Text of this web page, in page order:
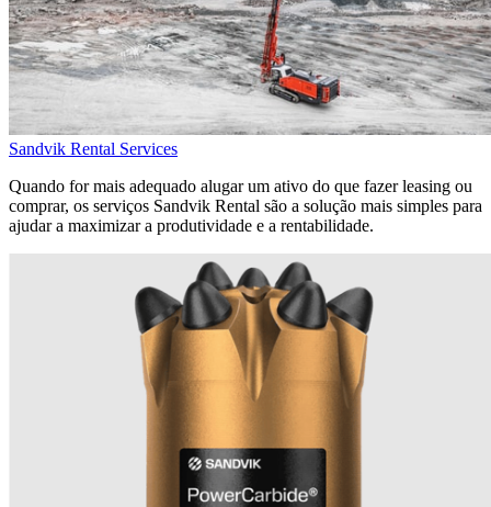
Sandvik Rental Services
Quando for mais adequado alugar um ativo do que fazer leasing ou
comprar, os serviços Sandvik Rental são a solução mais simples para
ajudar a maximizar a produtividade e a rentabilidade.